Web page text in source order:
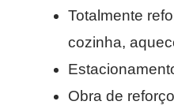
Totalmente
cozinha,
Obra de